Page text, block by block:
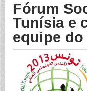
Fórum
Tunísia e
equipe do